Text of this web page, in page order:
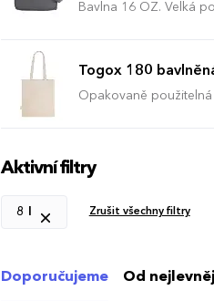
Bavlna 16 OZ. Velká
Togox 180
Opakovaně
Aktivní filtry
8 l Zrušit všechny filtry
Doporučujeme Od